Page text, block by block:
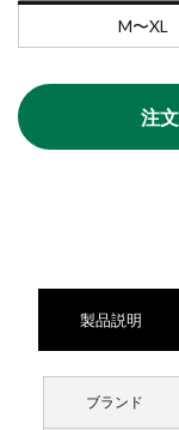
M〜XL
注
製品説明
ブランド